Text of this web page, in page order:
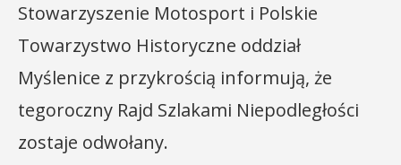
Stowarzyszenie Motosport i Polskie
Towarzystwo Historyczne oddział
Myślenice z przykrością informują, że
tegoroczny Rajd Szlakami Niepodległości
zostaje odwołany.